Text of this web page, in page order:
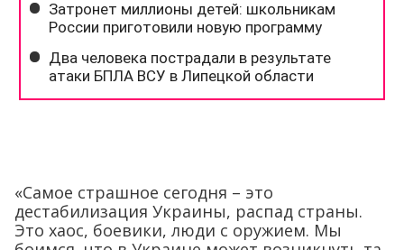
«Самое страшное сегодня – это
дестабилизация Украины, распад страны.
Это хаос, боевики, люди с оружием. Мы